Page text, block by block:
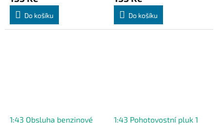
Do košíku Do košíku
1:43 Obsluha benzinové
1:43 Pohotovostní pluk 1